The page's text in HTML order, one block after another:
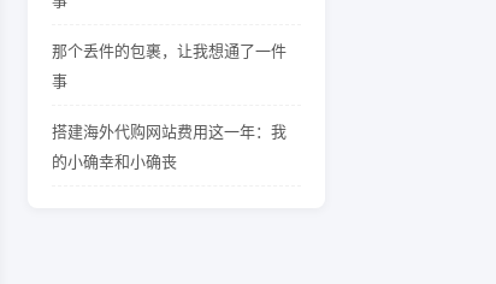
那个丢件的包裹，让我想通了一件
事
搭建海外代购网站费用这一年：我
的小确幸和小确丧